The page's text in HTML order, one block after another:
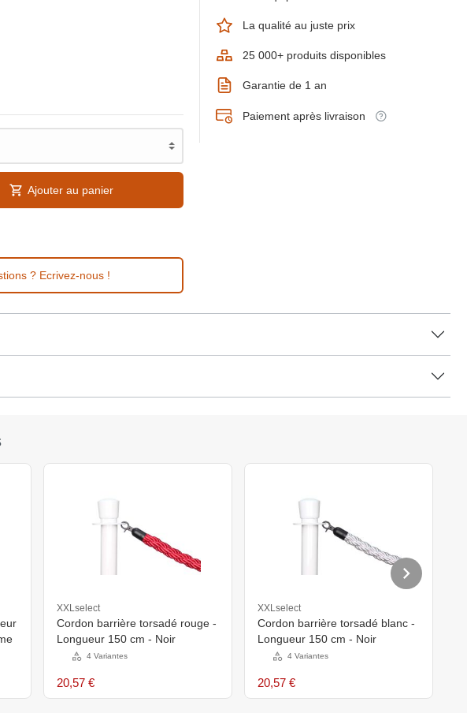
Ajouter au panier
? Ecrivez-nous !
La qualité au juste prix
25 000+ produits disponibles
Garantie de 1 an
Paiement après livraison
XXLselect
Cordon barrière torsadé rouge -
Longueur 150 cm - Noir
4 Variantes
20,57 €
XXLselect
Cordon barrière torsadé blanc -
Longueur 150 cm - Noir
4 Variantes
20,57 €